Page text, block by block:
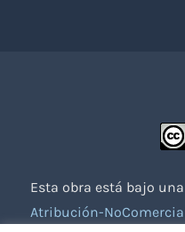
Esta obra está bajo una
Atribución-